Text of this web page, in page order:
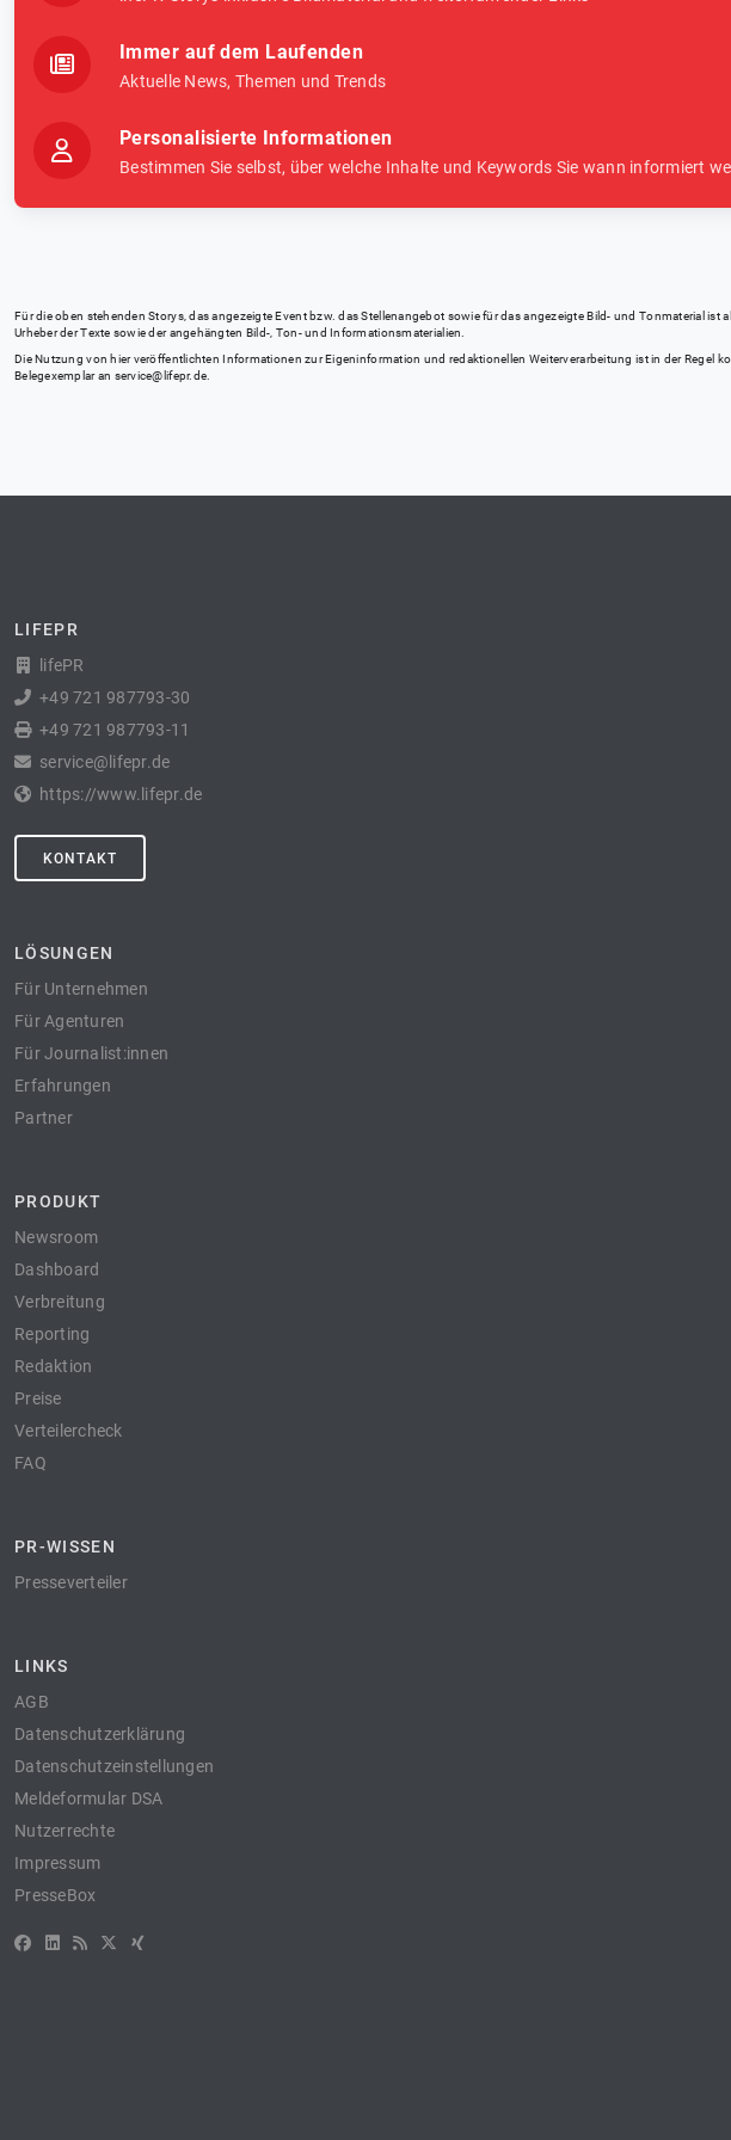
Immer auf dem Laufenden
Aktuelle News, Themen und Trends
Personalisierte Informationen
Bestimmen Sie selbst, über welche Inhalte und Keywords Sie wann informiert
Für die oben stehenden Storys, das angezeigte Event bzw. das Stellenangebot sowie für das angezeigte Bild- und Tonmaterial
Urheber der Texte sowie der angehängten Bild-, Ton- und Informationsmaterialien.
Die Nutzung von hier veröffentlichten Informationen zur Eigeninformation und redaktionellen Weiterverarbeitung ist in der Regel
Belegexemplar an service@lifepr.de
LIFEPR
lifePR
+49 721 987793-30
+49 721 987793-11
service@lifepr.de
https://www.lifepr.de
KONTAKT
LÖSUNGEN
Für Unternehmen
Für Agenturen
Für Journalist:innen
Erfahrungen
Partner
PRODUKT
Newsroom
Dashboard
Verbreitung
Reporting
Redaktion
Preise
Verteilercheck
FAQ
PR-WISSEN
Presseverteiler
LINKS
AGB
Datenschutzerklärung
Datenschutzeinstellungen
Meldeformular DSA
Nutzerrechte
Impressum
PresseBox